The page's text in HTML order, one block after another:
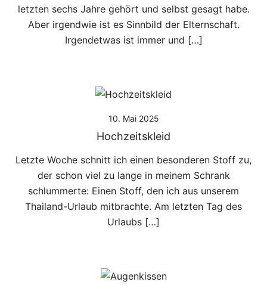
letzten sechs Jahre gehört und selbst gesagt habe.
Aber irgendwie ist es Sinnbild der Elternschaft.
Irgendetwas ist immer und […]
10. Mai 2025
Hochzeitskleid
Letzte Woche schnitt ich einen besonderen Stoff zu,
der schon viel zu lange in meinem Schrank
schlummerte: Einen Stoff, den ich aus unserem
Thailand-Urlaub mitbrachte. Am letzten Tag des
Urlaubs […]